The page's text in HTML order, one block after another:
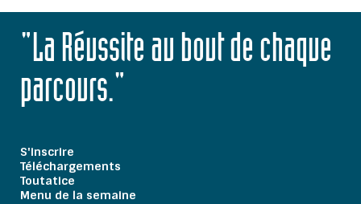
"La Réussite au bout de chaque
parcours."
S'inscrire
Téléchargements
Toutatice
Menu de la semaine